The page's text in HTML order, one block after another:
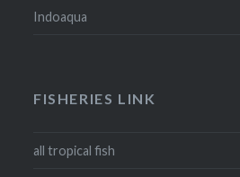
Indoaqua
FISHERIES LINK
all tropical fish